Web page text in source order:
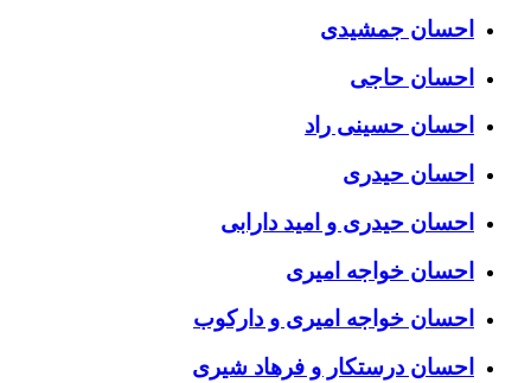
احسان جمشیدی
احسان حاجی
احسان حسینی راد
احسان حیدری
احسان حیدری و امید دارابی
احسان خواجه امیری
احسان خواجه امیری و دارکوب
احسان درستكار و فرهاد شيرى